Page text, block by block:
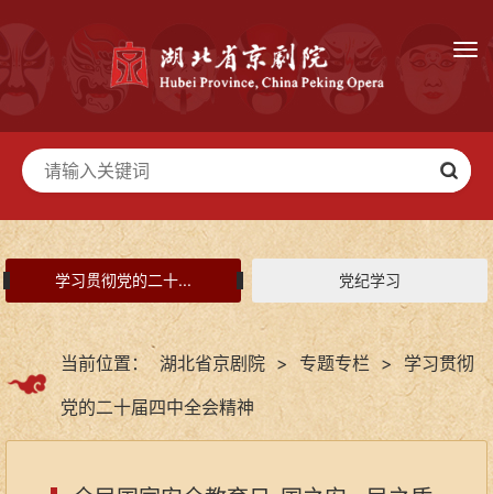
学习贯彻党的二十... 党纪学习
当前位置： 湖北省京剧院 > 专题专栏 > 学习贯彻
党的二十届四中全会精神